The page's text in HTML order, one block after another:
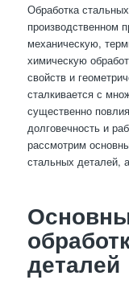
Обработка
производственном
механическую,
химическую
свойств и
сталкивается с
существенно
долговечность и
рассмотрим
стальных деталей,
деталей